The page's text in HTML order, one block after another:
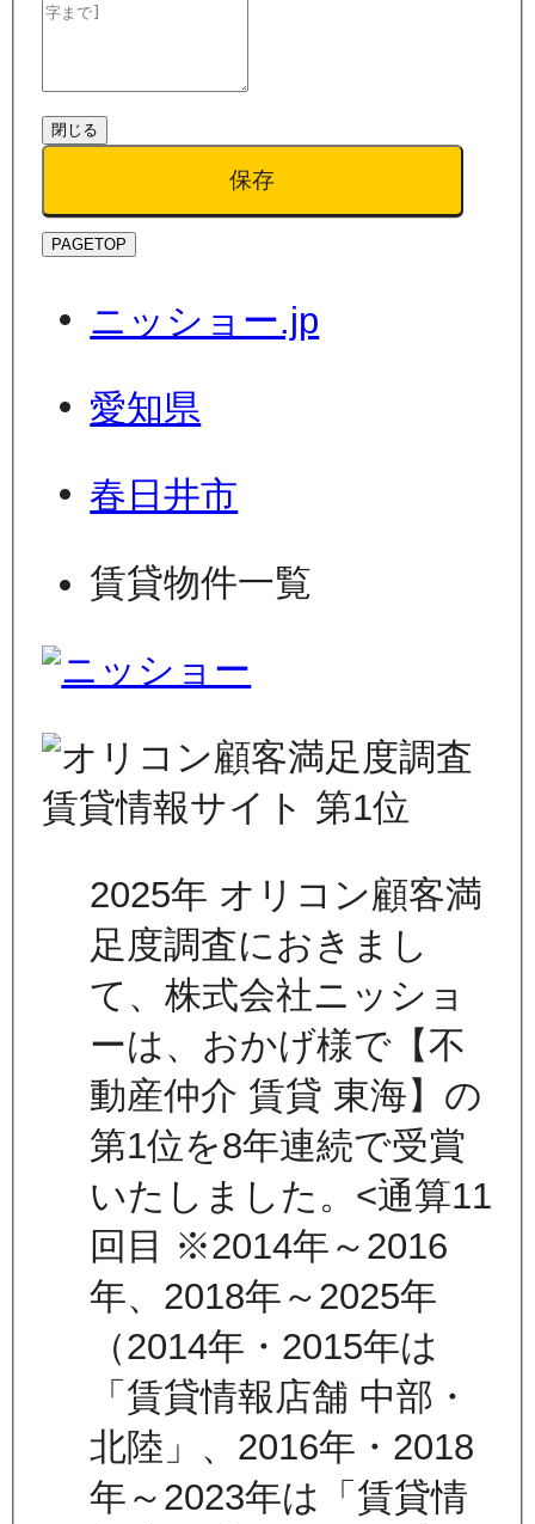
閉じる
保存
PAGETOP
ニッショー.jp
愛知県
春日井市
賃貸物件一覧
2025年 オリコン顧客満
足度調査におきまし
て、株式会社ニッショ
ーは、おかげ様で【不
動産仲介 賃貸 東海】の
第1位を8年連続で受賞
いたしました。<通算11
回目 ※2014年～2016
年、2018年～2025年
（2014年・2015年は
「賃貸情報店舗 中部・
北陸」、2016年・2018
年～2023年は「賃貸情